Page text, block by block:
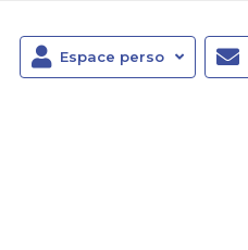
Espace perso